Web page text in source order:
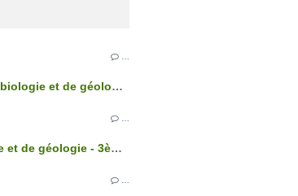
Glossaire illustré de biologie et de géologie - 3ème édition
Glossaire de biologie et de géologie - 3ème édition